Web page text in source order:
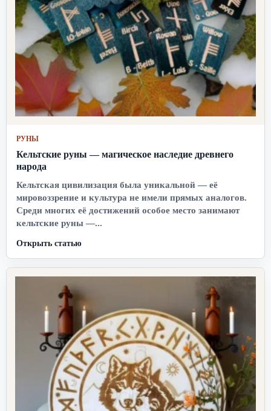
РУНЫ
Кельтские руны — магическое наследие древнего
народа
Кельтская цивилизация была уникальной — её
мировоззрение и культура не имели прямых аналогов.
Среди многих её достижений особое место занимают
кельтские руны —...
Открыть статью